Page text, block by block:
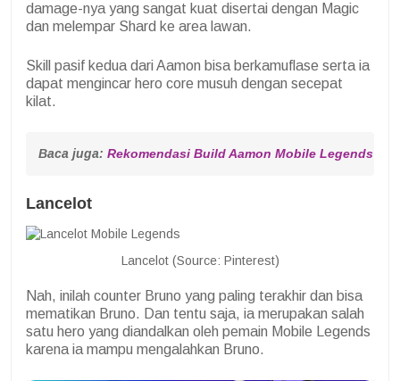
damage-nya yang sangat kuat disertai dengan Magic
dan melempar Shard ke area lawan.
Skill pasif kedua dari Aamon bisa berkamuflase serta ia
dapat mengincar hero core musuh dengan secepat
kilat.
Baca juga: Rekomendasi Build Aamon Mobile Legends
Lancelot
Lancelot (Source: Pinterest)
Nah, inilah counter Bruno yang paling terakhir dan bisa
mematikan Bruno. Dan tentu saja, ia merupakan salah
satu hero yang diandalkan oleh pemain Mobile Legends
karena ia mampu mengalahkan Bruno.